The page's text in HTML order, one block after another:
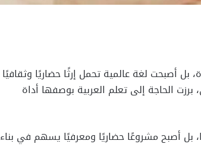
أصبحت لغة عالمية تحمل إرثًا حضاريًا وثقافيًا
برزت الحاجة إلى تعلم العربية بوصفها أداة
بل أصبح مشروعًا حضاريًا ومعرفيًا يسهم في بناء